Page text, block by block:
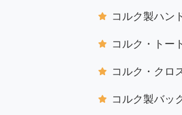
コルク製ハン
コルク・トー
コルク・クロ
コルク製バッ